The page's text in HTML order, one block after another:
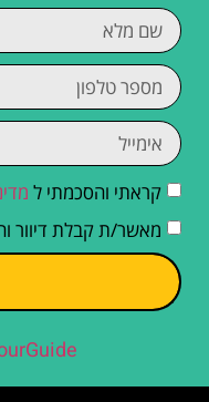
קראתי והסכמתי ל
מאשר/ת קבלת דיוור